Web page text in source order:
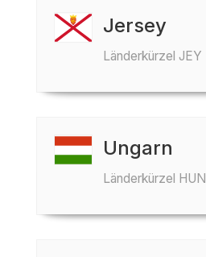
Jersey
Länderkürzel JEY
Ungarn
Länderkürzel HUN